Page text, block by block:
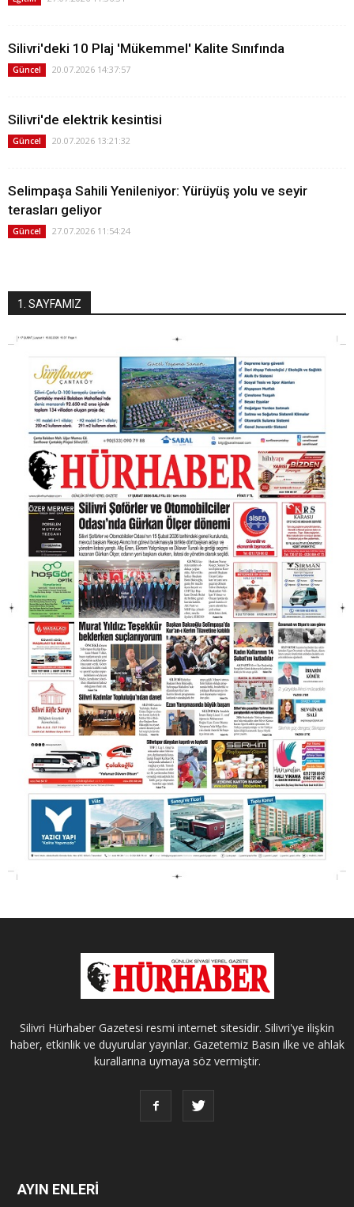
Silivri'deki 10 Plaj 'Mükemmel' Kalite Sınıfında
Güncel 20.07.2026 14:37:57
Silivri'de elektrik kesintisi
Güncel 20.07.2026 13:21:32
Selimpaşa Sahili Yenileniyor: Yürüyüş yolu ve seyir
terasları geliyor
Güncel 27.07.2026 11:54:24
1. SAYFAMIZ
Silivri Hürhaber Gazetesi resmi internet sitesidir. Silivri'ye ilişkin
haber, etkinlik ve duyurular yayınlar. Gazetemiz Basın ilke ve ahlak
kurallarına uymaya söz vermiştir.
AYIN ENLERİ